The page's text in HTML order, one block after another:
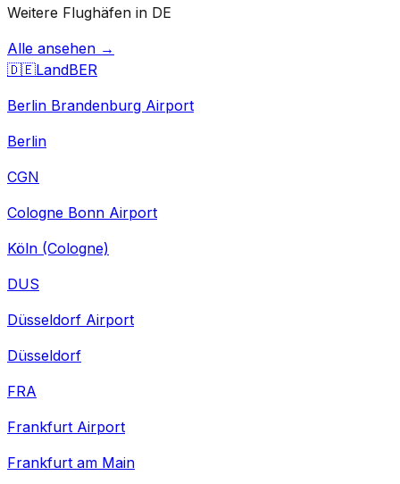
Weitere Flughäfen in DE
Alle ansehen →
🇩🇪LandBER
Berlin Brandenburg Airport
Berlin
CGN
Cologne Bonn Airport
Köln (Cologne)
DUS
Düsseldorf Airport
Düsseldorf
FRA
Frankfurt Airport
Frankfurt am Main